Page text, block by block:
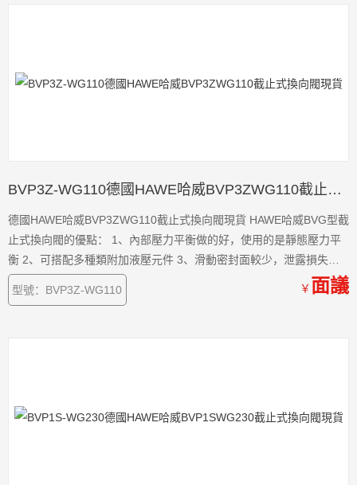
BVP3Z-WG110德國HAWE哈威BVP3ZWG110截止式換向閥現貨
德國HAWE哈威BVP3ZWG110截止式換向閥現貨 HAWE哈威BVG型截
止式換向閥的優點： 1、內部壓力平衡做的好，使用的是靜態壓力平
衡 2、可搭配多種類附加液壓元件 3、滑動密封面較少，泄露損失
小。 4、所有的油口具有相同的耐壓值 5、安全性能高，發生意外的
概率小 6、閥體耐磨損程度高，損耗低，使用時間長。 7、使用靈活
型號：BVP3Z-WG110 ￥ 面議